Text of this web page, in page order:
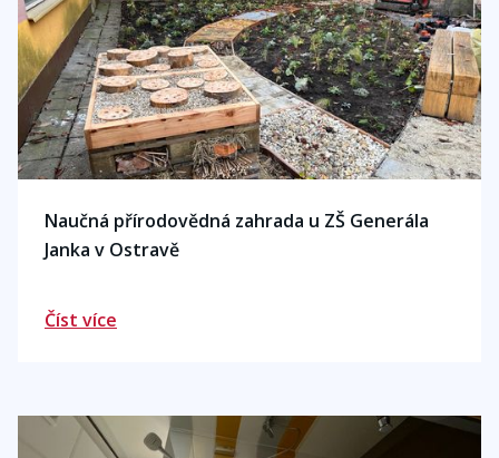
Naučná přírodovědná zahrada u ZŠ Generála
Janka v Ostravě
Číst více